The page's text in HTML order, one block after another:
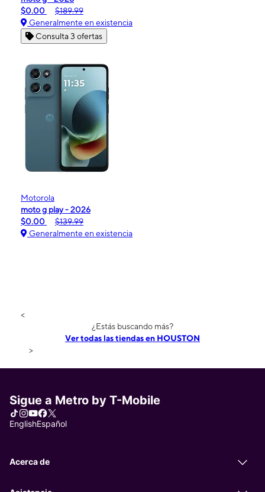
$0.00
$189.99
Generalmente en existencia
Consulta 3 ofertas
Motorola
moto g play - 2026
$0.00
$139.99
Generalmente en existencia
<
¿Estás buscando más?
Ver todas las tiendas en HOUSTON
>